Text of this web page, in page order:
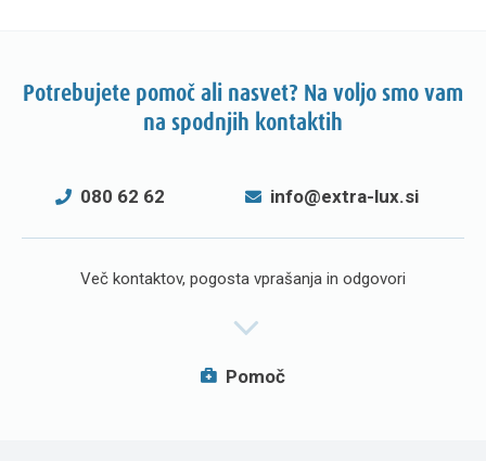
Potrebujete pomoč ali nasvet? Na voljo smo vam
na spodnjih kontaktih
080 62 62 info@extra-lux.si
Več kontaktov, pogosta vprašanja in odgovori
Pomoč